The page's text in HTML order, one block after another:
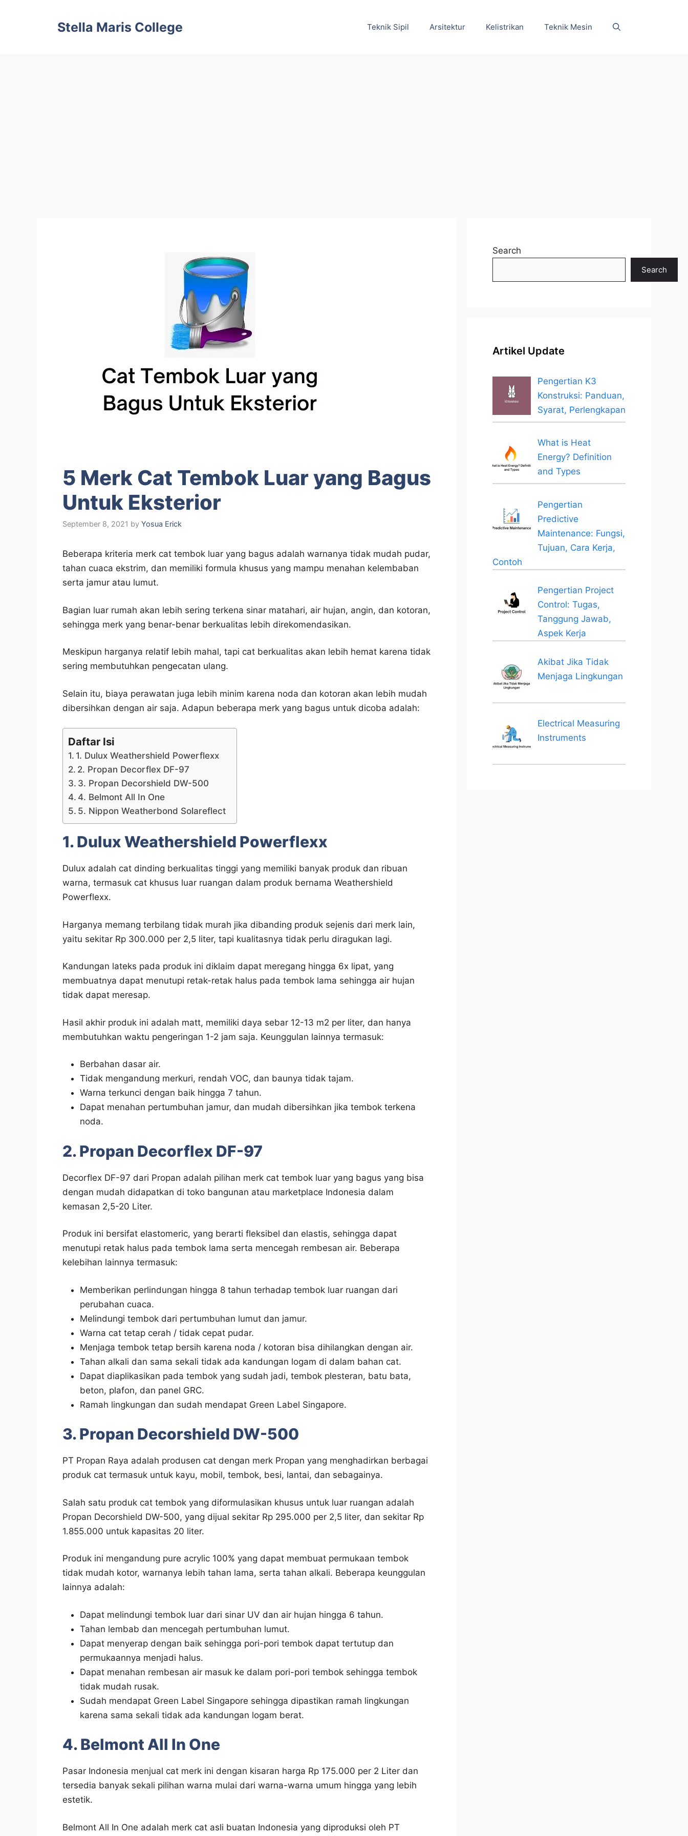
Stella Maris College Teknik Sipil Arsitektur Kelistrikan Teknik Mesin
5 Merk Cat Tembok Luar yang Bagus
Untuk Eksterior
September 8, 2021 by Yosua Erick
Beberapa kriteria merk cat tembok luar yang bagus adalah warnanya tidak mudah pudar,
tahan cuaca ekstrim, dan memiliki formula khusus yang mampu menahan kelembaban
serta jamur atau lumut.
Bagian luar rumah akan lebih sering terkena sinar matahari, air hujan, angin, dan kotoran,
sehingga merk yang benar-benar berkualitas lebih direkomendasikan.
Meskipun harganya relatif lebih mahal, tapi cat berkualitas akan lebih hemat karena tidak
sering membutuhkan pengecatan ulang.
Selain itu, biaya perawatan juga lebih minim karena noda dan kotoran akan lebih mudah
dibersihkan dengan air saja. Adapun beberapa merk yang bagus untuk dicoba adalah:
Daftar Isi
1. Dulux Weathershield Powerflexx
2. Propan Decorflex DF-97
3. Propan Decorshield DW-500
4. Belmont All In One
5. Nippon Weatherbond Solareflect
1. Dulux Weathershield Powerflexx
Dulux adalah cat dinding berkualitas tinggi yang memiliki banyak produk dan ribuan
warna, termasuk cat khusus luar ruangan dalam produk bernama Weathershield
Powerflexx.
Harganya memang terbilang tidak murah jika dibanding produk sejenis dari merk lain,
yaitu sekitar Rp 300.000 per 2,5 liter, tapi kualitasnya tidak perlu diragukan lagi.
Kandungan lateks pada produk ini diklaim dapat meregang hingga 6x lipat, yang
membuatnya dapat menutupi retak-retak halus pada tembok lama sehingga air hujan
tidak dapat meresap.
Hasil akhir produk ini adalah matt, memiliki daya sebar 12-13 m2 per liter, dan hanya
membutuhkan waktu pengeringan 1-2 jam saja. Keunggulan lainnya termasuk:
Berbahan dasar air.
Tidak mengandung merkuri, rendah VOC, dan baunya tidak tajam.
Warna terkunci dengan baik hingga 7 tahun.
Dapat menahan pertumbuhan jamur, dan mudah dibersihkan jika tembok terkena
noda.
2. Propan Decorflex DF-97
Decorflex DF-97 dari Propan adalah pilihan merk cat tembok luar yang bagus yang bisa
dengan mudah didapatkan di toko bangunan atau marketplace Indonesia dalam
kemasan 2,5-20 Liter.
Produk ini bersifat elastomeric, yang berarti fleksibel dan elastis, sehingga dapat
menutupi retak halus pada tembok lama serta mencegah rembesan air. Beberapa
kelebihan lainnya termasuk:
Memberikan perlindungan hingga 8 tahun terhadap tembok luar ruangan dari
perubahan cuaca.
Melindungi tembok dari pertumbuhan lumut dan jamur.
Warna cat tetap cerah / tidak cepat pudar.
Menjaga tembok tetap bersih karena noda / kotoran bisa dihilangkan dengan air.
Tahan alkali dan sama sekali tidak ada kandungan logam di dalam bahan cat.
Dapat diaplikasikan pada tembok yang sudah jadi, tembok plesteran, batu bata,
beton, plafon, dan panel GRC.
Ramah lingkungan dan sudah mendapat Green Label Singapore.
3. Propan Decorshield DW-500
PT Propan Raya adalah produsen cat dengan merk Propan yang menghadirkan berbagai
produk cat termasuk untuk kayu, mobil, tembok, besi, lantai, dan sebagainya.
Salah satu produk cat tembok yang diformulasikan khusus untuk luar ruangan adalah
Propan Decorshield DW-500, yang dijual sekitar Rp 295.000 per 2,5 liter, dan sekitar Rp
1.855.000 untuk kapasitas 20 liter.
Produk ini mengandung pure acrylic 100% yang dapat membuat permukaan tembok
tidak mudah kotor, warnanya lebih tahan lama, serta tahan alkali. Beberapa keunggulan
lainnya adalah:
Dapat melindungi tembok luar dari sinar UV dan air hujan hingga 6 tahun.
Tahan lembab dan mencegah pertumbuhan lumut.
Dapat menyerap dengan baik sehingga pori-pori tembok dapat tertutup dan
permukaannya menjadi halus.
Dapat menahan rembesan air masuk ke dalam pori-pori tembok sehingga tembok
tidak mudah rusak.
Sudah mendapat Green Label Singapore sehingga dipastikan ramah lingkungan
karena sama sekali tidak ada kandungan logam berat.
4. Belmont All In One
Pasar Indonesia menjual cat merk ini dengan kisaran harga Rp 175.000 per 2 Liter dan
tersedia banyak sekali pilihan warna mulai dari warna-warna umum hingga yang lebih
estetik.
Belmont All In One adalah merk cat asli buatan Indonesia yang diproduksi oleh PT
Search
Search
Artikel Update
Pengertian K3
Konstruksi: Panduan,
Syarat, Perlengkapan
What is Heat
Energy? Definition
and Types
Pengertian
Predictive
Maintenance: Fungsi,
Tujuan, Cara Kerja,
Contoh
Pengertian Project
Control: Tugas,
Tanggung Jawab,
Aspek Kerja
Akibat Jika Tidak
Menjaga Lingkungan
Electrical Measuring
Instruments